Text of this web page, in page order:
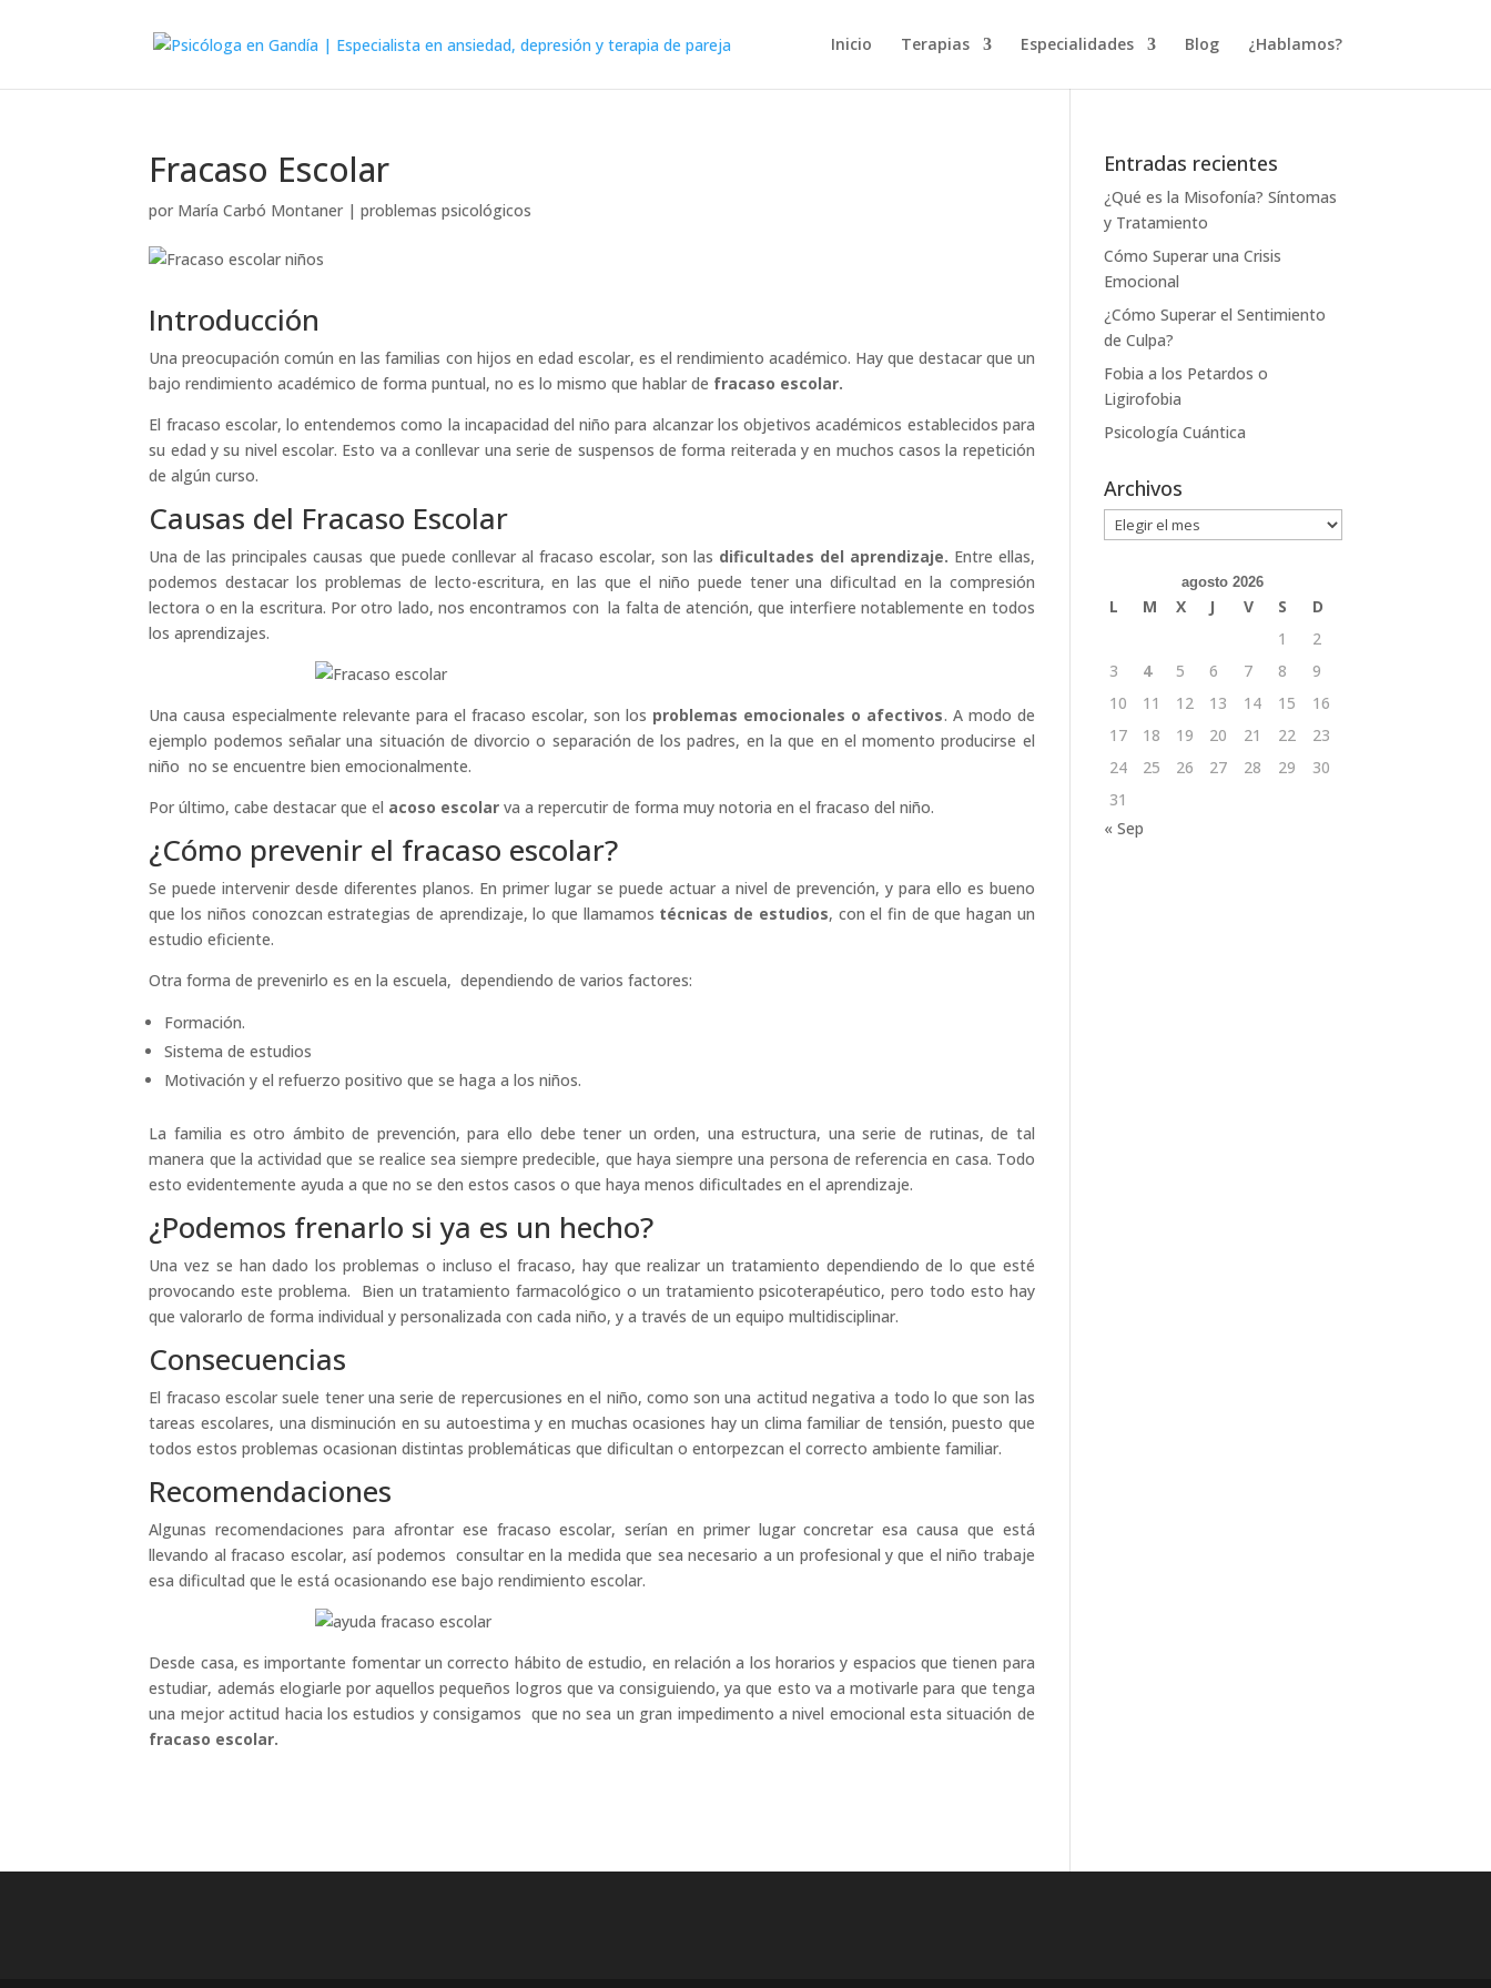
Inicio Terapias Especialidades Blog ¿Hablamos?
Fracaso Escolar
por María Carbó Montaner |problemas psicológicos
Introducción
Una preocupación común en las familias con hijos en edad escolar, es el rendimiento académico. Hay que destacar que un
bajo rendimiento académico de forma puntual, no es lo mismo que hablar de fracaso escolar.
El fracaso escolar, lo entendemos como la incapacidad del niño para alcanzar los objetivos académicos establecidos para
su edad y su nivel escolar. Esto va a conllevar una serie de suspensos de forma reiterada y en muchos casos la repetición
de algún curso.
Causas del Fracaso Escolar
Una de las principales causas que puede conllevar al fracaso escolar, son las dificultades del aprendizaje. Entre ellas,
podemos destacar los problemas de lecto-escritura, en las que el niño puede tener una dificultad en la compresión
lectora o en la escritura. Por otro lado, nos encontramos con la falta de atención, que interfiere notablemente en todos
los aprendizajes.
Una causa especialmente relevante para el fracaso escolar, son los problemas emocionales o afectivos. A modo de
ejemplo podemos señalar una situación de divorcio o separación de los padres, en la que en el momento producirse el
niño no se encuentre bien emocionalmente.
Por último, cabe destacar que el acoso escolar va a repercutir de forma muy notoria en el fracaso del niño.
¿Cómo prevenir el fracaso escolar?
Se puede intervenir desde diferentes planos. En primer lugar se puede actuar a nivel de prevención, y para ello es bueno
que los niños conozcan estrategias de aprendizaje, lo que llamamos técnicas de estudios, con el fin de que hagan un
estudio eficiente.
Otra forma de prevenirlo es en la escuela, dependiendo de varios factores:
Formación.
Sistema de estudios
Motivación y el refuerzo positivo que se haga a los niños.
La familia es otro ámbito de prevención, para ello debe tener un orden, una estructura, una serie de rutinas, de tal
manera que la actividad que se realice sea siempre predecible, que haya siempre una persona de referencia en casa. Todo
esto evidentemente ayuda a que no se den estos casos o que haya menos dificultades en el aprendizaje.
¿Podemos frenarlo si ya es un hecho?
Una vez se han dado los problemas o incluso el fracaso, hay que realizar un tratamiento dependiendo de lo que esté
provocando este problema. Bien un tratamiento farmacológico o un tratamiento psicoterapéutico, pero todo esto hay
que valorarlo de forma individual y personalizada con cada niño, y a través de un equipo multidisciplinar.
Consecuencias
El fracaso escolar suele tener una serie de repercusiones en el niño, como son una actitud negativa a todo lo que son las
tareas escolares, una disminución en su autoestima y en muchas ocasiones hay un clima familiar de tensión, puesto que
todos estos problemas ocasionan distintas problemáticas que dificultan o entorpezcan el correcto ambiente familiar.
Recomendaciones
Algunas recomendaciones para afrontar ese fracaso escolar, serían en primer lugar concretar esa causa que está
llevando al fracaso escolar, así podemos consultar en la medida que sea necesario a un profesional y que el niño trabaje
esa dificultad que le está ocasionando ese bajo rendimiento escolar.
Desde casa, es importante fomentar un correcto hábito de estudio, en relación a los horarios y espacios que tienen para
estudiar, además elogiarle por aquellos pequeños logros que va consiguiendo, ya que esto va a motivarle para que tenga
una mejor actitud hacia los estudios y consigamos que no sea un gran impedimento a nivel emocional esta situación de
fracaso escolar.
Entradas recientes
¿Qué es la Misofonía? Síntomas
y Tratamiento
Cómo Superar una Crisis
Emocional
¿Cómo Superar el Sentimiento
de Culpa?
Fobia a los Petardos o
Ligirofobia
Psicología Cuántica
Archivos
Archivos
agosto 2026
L M X J V S
D
1
2
3
4 5 6 7 8
9
10
11 12 13 14 15
16
17
18 19 20 21 22
23
24
25 26 27 28 29
30
31
« Sep